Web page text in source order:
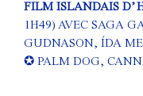
FILM ISLANDAIS
1H49) AVEC SAGA
GUDNASON, ÍDA
✪ PALM DOG,